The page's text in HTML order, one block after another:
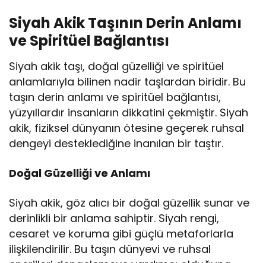
Siyah Akik Taşının Derin Anlamı
ve Spiritüel Bağlantısı
Siyah akik taşı, doğal güzelliği ve spiritüel
anlamlarıyla bilinen nadir taşlardan biridir. Bu
taşın derin anlamı ve spiritüel bağlantısı,
yüzyıllardır insanların dikkatini çekmiştir. Siyah
akik, fiziksel dünyanın ötesine geçerek ruhsal
dengeyi desteklediğine inanılan bir taştır.
Doğal Güzelliği ve Anlamı
Siyah akik, göz alıcı bir doğal güzellik sunar ve
derinlikli bir anlama sahiptir. Siyah rengi,
cesaret ve koruma gibi güçlü metaforlarla
ilişkilendirilir. Bu taşın dünyevi ve ruhsal